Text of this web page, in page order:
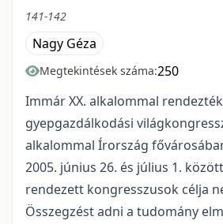
141-142
Nagy Géza
Megtekintések száma:250
Immár XX. alkalommal
gyepgazdálkodási
alkalommal Írország
2005. június 26. és július 1.
rendezett kongresszusok célja
Összegzést adni a tudomány